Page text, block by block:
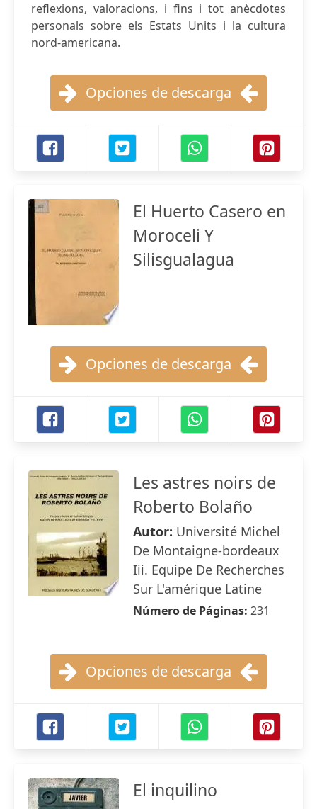
reflexions, valoracions, i fins i tot anècdotes
personals sobre els Estats Units i la cultura
nord-americana.
Opciones de descarga
El Huerto Casero en
Moroceli Y
Silisgualagua
Opciones de descarga
Les astres noirs de
Roberto Bolaño
Autor: Université Michel
De Montaigne-bordeaux
Iii. Equipe De Recherches
Sur L'amérique Latine
Número de Páginas: 231
Opciones de descarga
El inquilino